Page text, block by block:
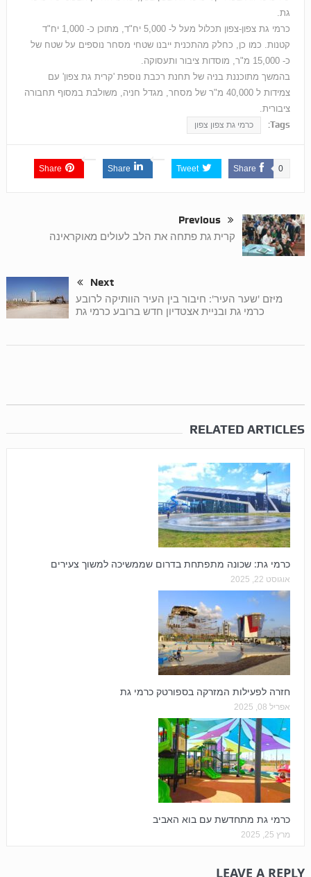
גת.
כרמי גת צפון-צפון תכלול מעל ל- 5,000 יח"ד, מתוכן כ- 1,000 יח"ד
קטנות. כמו כן, כחלק מהתכנית ייבנו שטחי מסחר נוספים על שטח של
כ- 15,000 מ"ר, מוסדות ציבור ותעסוקה.
ציבורית.
Tags:
כרמי גת צפון צפון
Share 0
Tweet
Share
Share
Previous
קרית גת פתחה את הלב לעולים מאוקראינה
Next
מיזם 'שער העיר': חיבור בין העיר הוותיקה לרובע
כרמי גת ובניית אצטדיון חדש ברובע כרמי גת
RELATED ARTICLES
כרמי גת: שכונה מתפתחת בדרום שממשיכה למשוך צעירים
אוגוסט 22, 2025
חזרה לפעילות המזרקה בספורטק כרמי גת
אפריל 08, 2025
כרמי גת מתחדשת עם בוא האביב
מרץ 25, 2025
LEAVE A REPLY